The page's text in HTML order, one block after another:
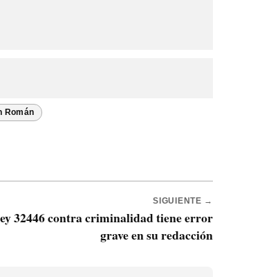
Román
SIGUIENTE →
32446 contra criminalidad tiene error
grave en su redacción